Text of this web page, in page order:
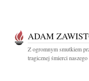
ADAM
Z ogromnym smutkiem
tragicznej śmierci